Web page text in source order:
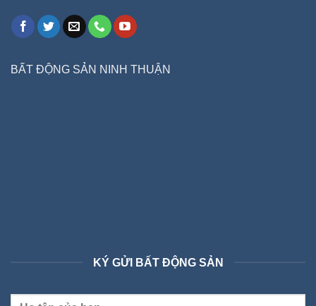
BẤT ĐỘNG SẢN NINH THUẬN
KÝ GỬI BẤT ĐỘNG SẢN